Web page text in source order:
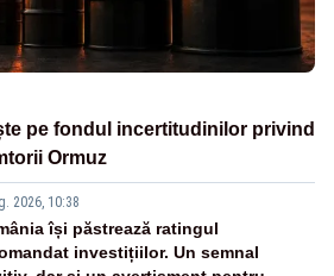
pe fondul incertitudinilor privind
Ormuz
2026, 10:38
își păstrează ratingul
investițiilor. Un semnal